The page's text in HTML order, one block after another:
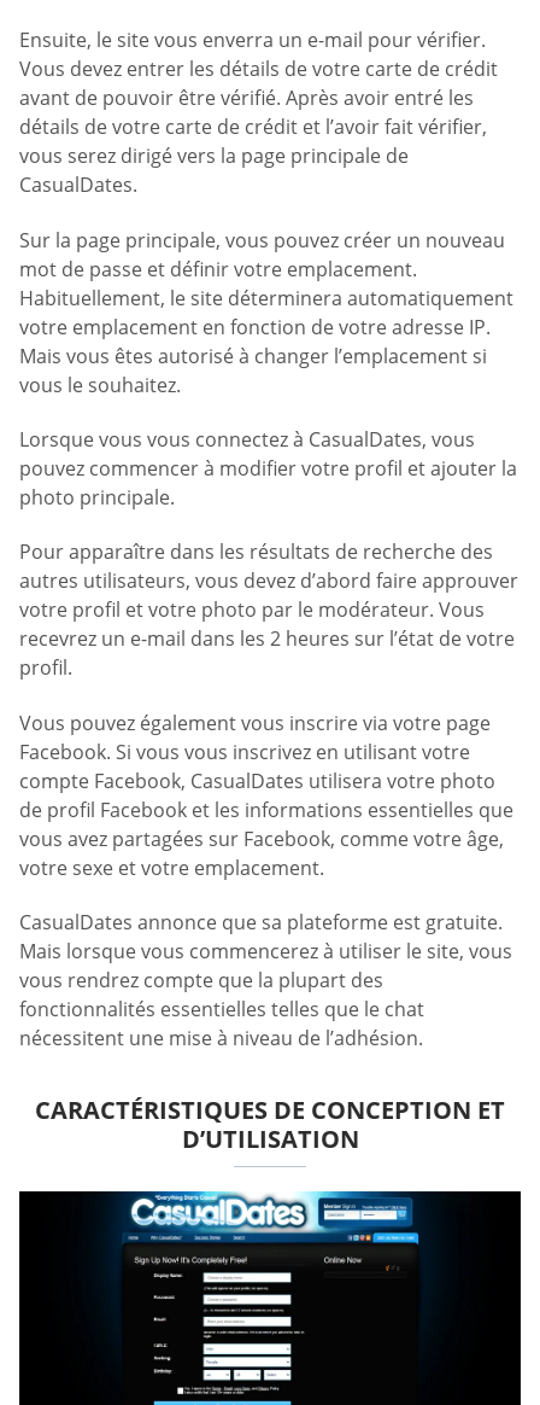
Ensuite, le site vous enverra un e-mail pour vérifier.
Vous devez entrer les détails de votre carte de crédit
avant de pouvoir être vérifié. Après avoir entré les
détails de votre carte de crédit et l’avoir fait vérifier,
vous serez dirigé vers la page principale de
CasualDates.
Sur la page principale, vous pouvez créer un nouveau
mot de passe et définir votre emplacement.
Habituellement, le site déterminera automatiquement
votre emplacement en fonction de votre adresse IP.
Mais vous êtes autorisé à changer l’emplacement si
vous le souhaitez.
Lorsque vous vous connectez à CasualDates, vous
pouvez commencer à modifier votre profil et ajouter la
photo principale.
Pour apparaître dans les résultats de recherche des
autres utilisateurs, vous devez d’abord faire approuver
votre profil et votre photo par le modérateur. Vous
recevrez un e-mail dans les 2 heures sur l’état de votre
profil.
Vous pouvez également vous inscrire via votre page
Facebook. Si vous vous inscrivez en utilisant votre
compte Facebook, CasualDates utilisera votre photo
de profil Facebook et les informations essentielles que
vous avez partagées sur Facebook, comme votre âge,
votre sexe et votre emplacement.
CasualDates annonce que sa plateforme est gratuite.
Mais lorsque vous commencerez à utiliser le site, vous
vous rendrez compte que la plupart des
fonctionnalités essentielles telles que le chat
nécessitent une mise à niveau de l’adhésion.
CARACTÉRISTIQUES DE CONCEPTION ET
D’UTILISATION